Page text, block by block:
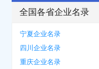
全国各省企业名录
宁夏企业名录
四川企业名录
重庆企业名录